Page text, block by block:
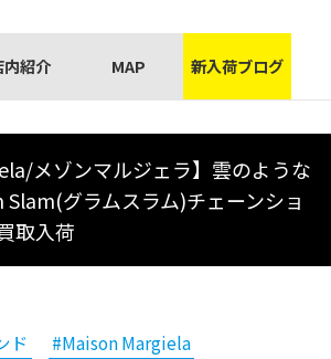
内紹介 MAP 新入荷ブログ
メゾンマルジェラ】雲のような
グラムスラム)チェーンショ
取入荷
ド
#Maison Margiela